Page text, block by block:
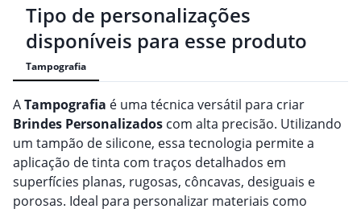
Tipo de personalizações
disponíveis para esse produto
Tampografia
ATampografia é uma técnica versátil para criar
Brindes Personalizados com alta precisão. Utilizando
um tampão de silicone, essa tecnologia permite a
aplicação de tinta com traços detalhados em
superfícies planas, rugosas, côncavas, desiguais e
porosas. Ideal para personalizar materiais como